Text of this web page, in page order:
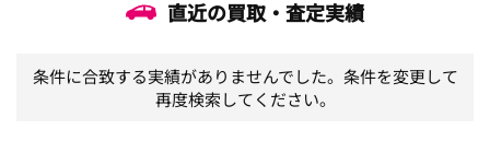
直近の買取・査定実績
条件に合致する実績がありませんでした。条件を変更して
再度検索してください。